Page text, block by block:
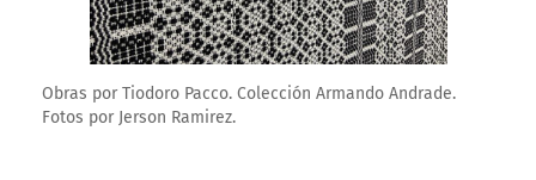
Obras por Tiodoro Pacco. Colección Armando Andrade.
Fotos por Jerson Ramirez.